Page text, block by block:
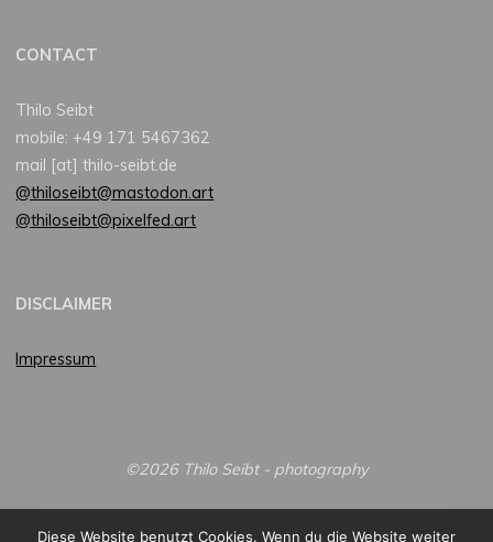
CONTACT
Thilo Seibt
mobile: +49 171 5467362
mail [at] thilo-seibt.de
@thiloseibt@mastodon.art
@thiloseibt@pixelfed.art
DISCLAIMER
Impressum
©2026 Thilo Seibt - photography
Diese Website benutzt Cookies. Wenn du die Website weiter